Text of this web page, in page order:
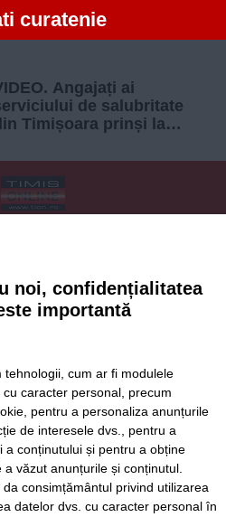
curatenie
Angajați ai
de salubritate
Timișoara prinși la
de lucru
postare și moderare comentarii
Online
3008-2323
L 3008-2323
noi, confidențialitatea
importantă
tehnologii, cum ar fi modulele
caracter personal, precum
pentru a personaliza anunțurile
de interesele dvs., pentru a
a conținutului și pentru a obține
văzut anunțurile și conținutul.
consimțământul privind utilizarea
datelor dvs. cu caracter personal în